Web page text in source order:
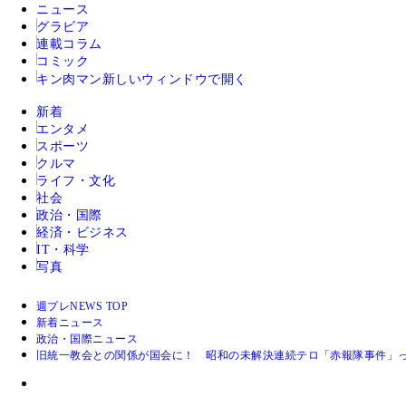
ニュース
グラビア
連載コラム
コミック
キン肉マン 新しいウィンドウで開く
新着
エンタメ
スポーツ
クルマ
ライフ・文化
社会
政治・国際
経済・ビジネス
IT・科学
写真
週プレNEWS TOP
新着ニュース
政治・国際ニュース
旧統一教会との関係が国会に！ 昭和の未解決連続テロ「赤報隊事件」